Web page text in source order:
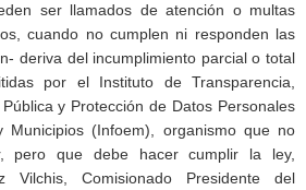
ser llamados de atención o multas
cuando no cumplen ni responden las
deriva del incumplimiento parcial o total
por el Instituto de Transparencia,
y Protección de Datos Personales
(Infoem), organismo que no
pero que debe hacer cumplir la ley,
Vilchis, Comisionado Presidente del